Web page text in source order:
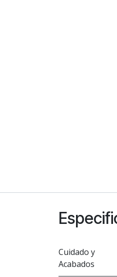
Cuidado y
Acabados